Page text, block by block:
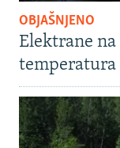
OBJAŠNJENO
Elektrane
temperatura